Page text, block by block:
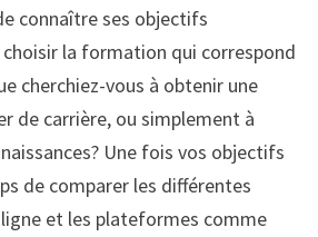
connaître ses objectifs
la formation qui correspond
cherchiez-vous à obtenir une
de carrière, ou simplement à
Une fois vos objectifs
de comparer les différentes
et les plateformes comme